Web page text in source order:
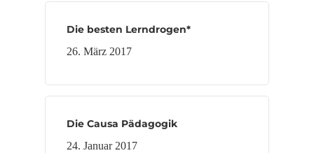
Die besten Lerndrogen*
26. März 2017
Die Causa Pädagogik
24. Januar 2017